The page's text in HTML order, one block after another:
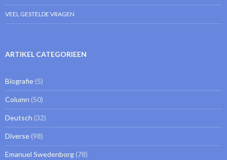
VEEL GESTELDE VRAGEN
ARTIKEL CATEGORIEEN
Biografie (5)
Column (50)
Deutsch (32)
Diverse (98)
Emanuel Swedenborg (78)